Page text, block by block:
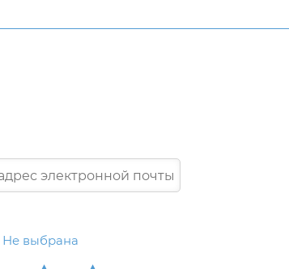
Не выбрана